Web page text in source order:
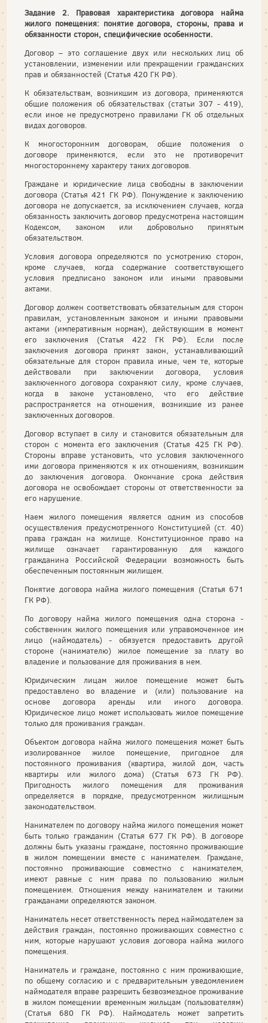
Задание 2. Правовая характеристика договора найма
жилого помещения: понятие договора, стороны, права и
обязанности сторон, специфические особенности.
Договор – это соглашение двух или нескольких лиц об
установлении, изменении или прекращении гражданских
прав и обязанностей (Статья 420 ГК РФ).
К обязательствам, возникшим из договора, применяются
общие положения об обязательствах (статьи 307 - 419),
если иное не предусмотрено правилами ГК об отдельных
видах договоров.
К многосторонним договорам, общие положения о
договоре применяются, если это не противоречит
многостороннему характеру таких договоров.
Граждане и юридические лица свободны в заключении
договора (Статья 421 ГК РФ). Понуждение к заключению
договора не допускается, за исключением случаев, когда
обязанность заключить договор предусмотрена настоящим
Кодексом, законом или добровольно принятым
обязательством.
Условия договора определяются по усмотрению сторон,
кроме случаев, когда содержание соответствующего
условия предписано законом или иными правовыми
актами.
Договор должен соответствовать обязательным для сторон
правилам, установленным законом и иными правовыми
актами (императивным нормам), действующим в момент
его заключения (Статья 422 ГК РФ). Если после
заключения договора принят закон, устанавливающий
обязательные для сторон правила иные, чем те, которые
действовали при заключении договора, условия
заключенного договора сохраняют силу, кроме случаев,
когда в законе установлено, что его действие
распространяется на отношения, возникшие из ранее
заключенных договоров.
Договор вступает в силу и становится обязательным для
сторон с момента его заключения (Статья 425 ГК РФ).
Стороны вправе установить, что условия заключенного
ими договора применяются к их отношениям, возникшим
до заключения договора. Окончание срока действия
договора не освобождает стороны от ответственности за
его нарушение.
Наем жилого помещения является одним из способов
осуществления предусмотренного Конституцией (ст. 40)
права граждан на жилище. Конституционное право на
жилище означает гарантированную для каждого
гражданина Российской Федерации возможность быть
обеспеченным постоянным жилищем.
Понятие договора найма жилого помещения (Статья 671
ГК РФ).
По договору найма жилого помещения одна сторона -
собственник жилого помещения или управомоченное им
лицо (наймодатель) - обязуется предоставить другой
стороне (нанимателю) жилое помещение за плату во
владение и пользование для проживания в нем.
Юридическим лицам жилое помещение может быть
предоставлено во владение и (или) пользование на
основе договора аренды или иного договора.
Юридическое лицо может использовать жилое помещение
только для проживания граждан.
Объектом договора найма жилого помещения может быть
изолированное жилое помещение, пригодное для
постоянного проживания (квартира, жилой дом, часть
квартиры или жилого дома) (Статья 673 ГК РФ).
Пригодность жилого помещения для проживания
определяется в порядке, предусмотренном жилищным
законодательством.
Нанимателем по договору найма жилого помещения может
быть только гражданин (Статья 677 ГК РФ). В договоре
должны быть указаны граждане, постоянно проживающие
в жилом помещении вместе с нанимателем. Граждане,
постоянно проживающие совместно с нанимателем,
имеют равные с ним права по пользованию жилым
помещением. Отношения между нанимателем и такими
гражданами определяются законом.
Наниматель несет ответственность перед наймодателем за
действия граждан, постоянно проживающих совместно с
ним, которые нарушают условия договора найма жилого
помещения.
Наниматель и граждане, постоянно с ним проживающие,
по общему согласию и с предварительным уведомлением
наймодателя вправе разрешить безвозмездное проживание
в жилом помещении временным жильцам (пользователям)
(Статья 680 ГК РФ). Наймодатель может запретить